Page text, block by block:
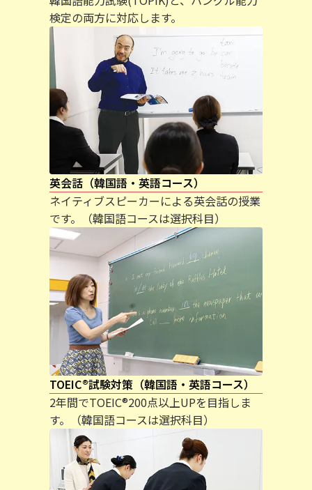
検定の両方に対応します。
英会話（韓国語・英語コース）
ネイティブスピーカーによる英会話の授業
です。（韓国語コースは選択科目）
TOEIC®試験対策（韓国語・英語コース）
2年間でTOEIC®200点以上UPを目指しま
す。（韓国語コースは選択科目）